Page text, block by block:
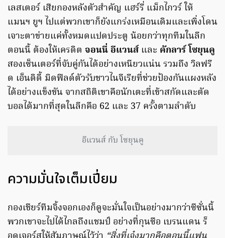
เลสเตอร์ เสียกองหลังตัวสำคัญ แฮร์รี่ แม็กไกวร์ ให้
แมนฯ ยูฯ ไปแต่พวกเขาก็ยังแกร่งเหมือนเดิมและเพิ่งโดน
เจาะตาข่ายแค่ทั้งหมดแปดประตู น้อยกว่าทุกทีมในลีก
ตอนนี้ ต้องให้เครดิต จอนนี่ อีแวนส์ และ คักลาร์ โซยุนคู
สองเซ็นเตอร์ที่จับคู่กันได้อย่างเหนียวแน่น รวมถึง วิลฟรี
ด เอ็นดิดี้ มิดฟิลด์ตัวรับชาวไนจีเรียที่ช่วยป้องกันแผงหลัง
ได้อย่างแข็งขัน จากสถิติเขาคือนักเตะที่เข้าสกัดและตัด
บอลได้มากที่สุดในลีกคือ 62 และ 37 ครั้งตามลำดับ
อีแวนส์ กับ โซยุนคู
ความมั่นใจเต็มเปี่ยม
กองเชียร์ทีมจิ้งจอกเองก็ดูจะมั่นใจเป็นอย่างมากว่าซีซั่นนี้
พวกเขาจะไปได้ไกลถึงแชมป์ อย่างที่กุนซือ เบรนแดน ร็